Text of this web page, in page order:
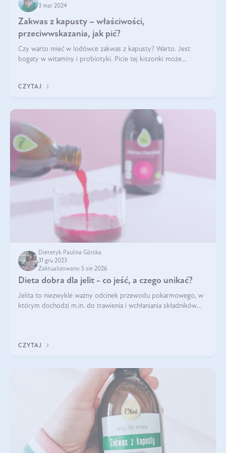
3 mar 2024
Zakwas z kapusty – właściwości,
przeciwwskazania, jak pić?
Czy warto mieć w lodówce zakwas z kapusty? Warto. Jest
bogaty w witaminy i probiotyki. Picie tej kiszonki może
CZYTAJ
Dietetyk Paulina Górska
31 gru 2023
Zaktualizowano 5 sie 2026
Dieta dobra dla jelit - co jeść, a czego unikać?
Jelita to niezwykle ważny odcinek przewodu pokarmowego, w
którym dochodzi m.in. do trawienia i wchłaniania składników
CZYTAJ